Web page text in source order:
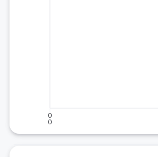
0
0